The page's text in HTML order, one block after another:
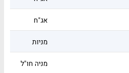
אג"ח
מניות
מניה חו"ל